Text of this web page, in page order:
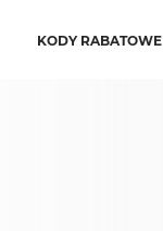
KODY RABATOWE